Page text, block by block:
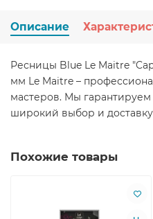
Описание
Ресницы Blue Le Maitre
мм Le Maitre –
мастеров. Мы гарантируем
широкий выбор и
Похожие товары